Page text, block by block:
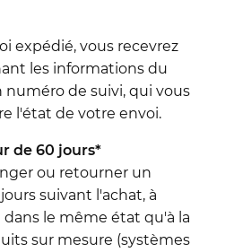
expédié, vous recevrez
les informations du
de suivi, qui vous
l'état de votre envoi.
de 60 jours*
ou retourner un
suivant l'achat, à
le même état qu'à la
sur mesure (systèmes